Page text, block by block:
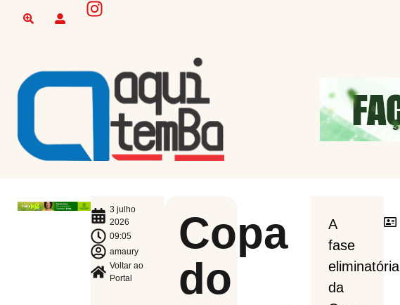
3 julho
2026
09:05
amaury
Voltar ao
Portal
Copa
do
A
fase
eliminatória
da